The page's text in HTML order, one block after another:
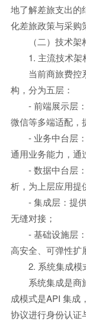
地了解差旅支出的
化差旅政策与采购
（二）技术
1. 主流技术架
当前商旅费控
构，分为五层：
- 前端展示层
微信等多端适配，
- 业务中台层
通用业务能力，通
- 数据中台层
析，为上层应用提
- 集成层：提
无缝对接；
- 基础设施层
高安全、可弹性扩
2. 系统集成模
系统集成是商
成模式是API 集成
协议进行身份认证